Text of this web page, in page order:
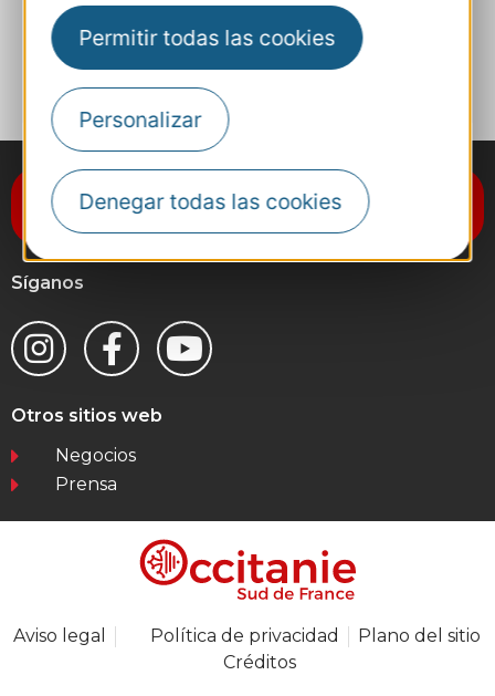
Permitir todas las cookies
Personalizar
Denegar todas las cookies
A MIS FAVORITOS
Suscríbase al boletín de noticias
Destination Occitanie
Síganos
Otros sitios web
Negocios
Prensa
Aviso legal Política de privacidad
Plano del sitio
Créditos